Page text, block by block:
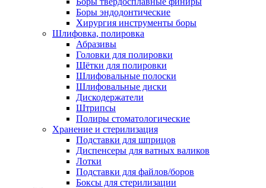
Боры эндодонтические
Хирургия инструменты боры
Шлифовка, полировка
Абразивы
Головки для полировки
Щётки для полировки
Шлифовальные полоски
Шлифовальные диски
Дискодержатели
Штрипсы
Полиры стоматологические
Хранение и стерилизация
Подставки для шприцов
Диспенсеры для ватных валиков
Лотки
Подставки для файлов/боров
Боксы для стерилизации